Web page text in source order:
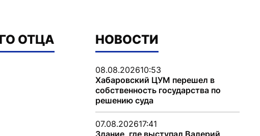
ОТЦА
НОВОСТИ
08.08.202610:53
Хабаровский ЦУМ перешел в
собственность государства по
решению суда
07.08.202617:41
Здание, где выступал Валерий